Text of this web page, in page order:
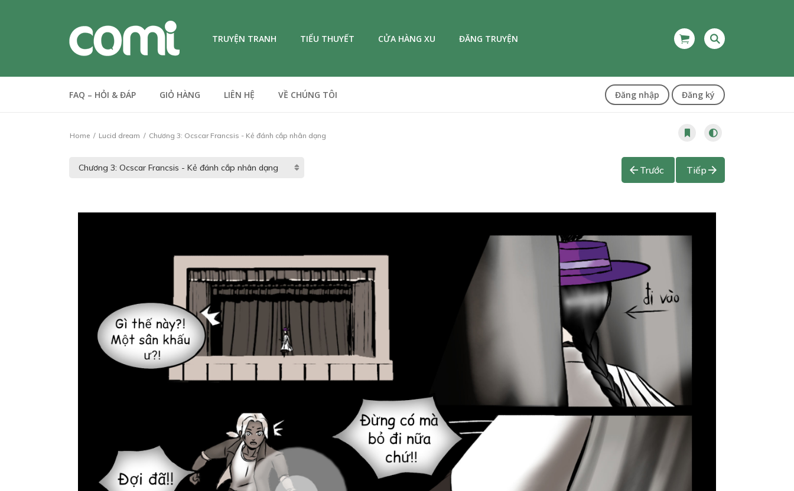
TRUYỆN TRANH TIỂU THUYẾT CỬA HÀNG XU ĐĂNG TRUYỆN
FAQ – HỎI & ĐÁP GIỎ HÀNG LIÊN HỆ VỀ CHÚNG TÔI Đăng nhập Đăng ký
Home Lucid dream Chương 3: Ocscar Francsis - Kẻ đánh cắp nhân dạng
Trước Tiếp